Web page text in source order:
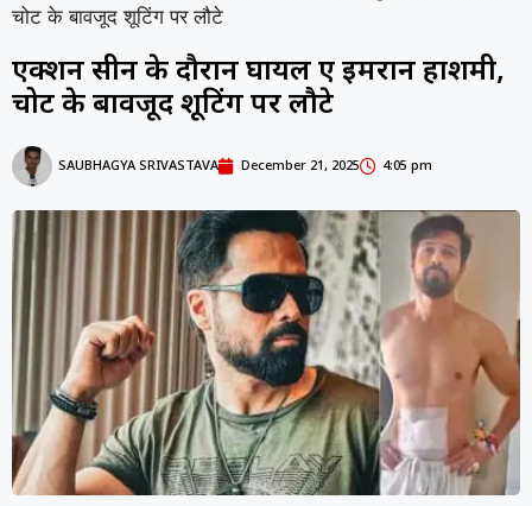
चोट के बावजूद शूटिंग पर लौटे
एक्शन सीन के दौरान घायल हुए इमरान हाशमी,
चोट के बावजूद शूटिंग पर लौटे
SAUBHAGYA SRIVASTAVA December 21, 2025 4:05 pm